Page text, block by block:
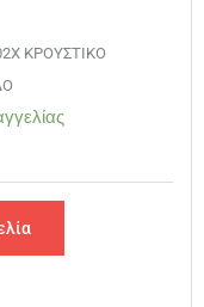
ΚΡΟΥΣΤΙΚΟ